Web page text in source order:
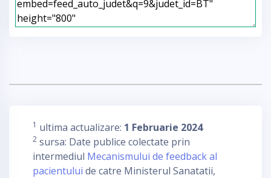
1 ultima actualizare: 1 Februarie 2024
2 sursa: Date publice colectate prin
intermediul Mecanismului de feedback al
pacientului de catre Ministerul Sanatatii,